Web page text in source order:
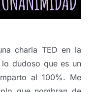
charla TED en la
dudoso que es un
al 100%. Me